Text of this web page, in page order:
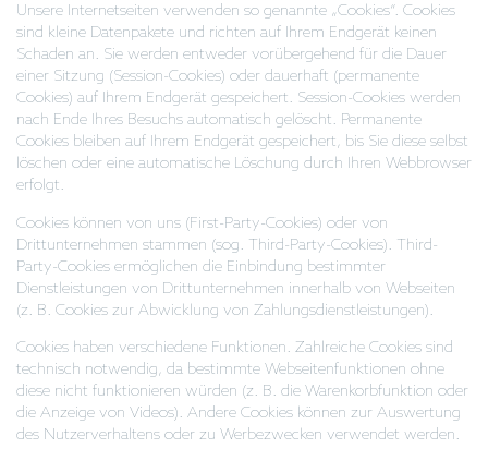
Unsere Internetseiten verwenden so genannte „Cookies“. Cookies
sind kleine Datenpakete und richten auf Ihrem Endgerät keinen
Schaden an. Sie werden entweder vorübergehend für die Dauer
einer Sitzung (Session-Cookies) oder dauerhaft (permanente
Cookies) auf Ihrem Endgerät gespeichert. Session-Cookies werden
nach Ende Ihres Besuchs automatisch gelöscht. Permanente
Cookies bleiben auf Ihrem Endgerät gespeichert, bis Sie diese selbst
löschen oder eine automatische Löschung durch Ihren Webbrowser
erfolgt.
Cookies können von uns (First-Party-Cookies) oder von
Drittunternehmen stammen (sog. Third-Party-Cookies). Third-
Party-Cookies ermöglichen die Einbindung bestimmter
Dienstleistungen von Drittunternehmen innerhalb von Webseiten
(z. B. Cookies zur Abwicklung von Zahlungsdienstleistungen).
Cookies haben verschiedene Funktionen. Zahlreiche Cookies sind
technisch notwendig, da bestimmte Webseitenfunktionen ohne
diese nicht funktionieren würden (z. B. die Warenkorbfunktion oder
die Anzeige von Videos). Andere Cookies können zur Auswertung
des Nutzerverhaltens oder zu Werbezwecken verwendet werden.